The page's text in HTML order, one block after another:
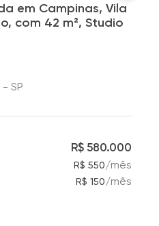
em Campinas, Vila
com 42 m², Studio
SP
R$ 580.000
R$ 550/mês
R$ 150/mês